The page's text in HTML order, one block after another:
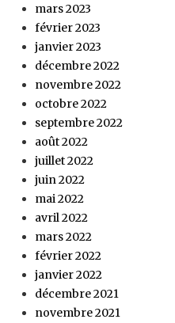
mars 2023
février 2023
janvier 2023
décembre 2022
novembre 2022
octobre 2022
septembre 2022
août 2022
juillet 2022
juin 2022
mai 2022
avril 2022
mars 2022
février 2022
janvier 2022
décembre 2021
novembre 2021